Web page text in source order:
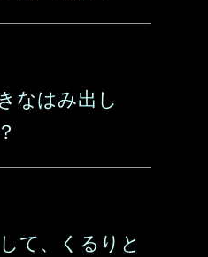
なはみ出し
て、くるりと